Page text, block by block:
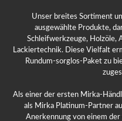
Unser breites Sortiment
ausgewählte Produkte,
Schleifwerkzeuge, Holzöle,
Lackiertechnik. Diese Vielfalt
Rundum-sorglos-Paket zu
Als einer der ersten Mirka-
als Mirka Platinum-Partner
Anerkennung von einem